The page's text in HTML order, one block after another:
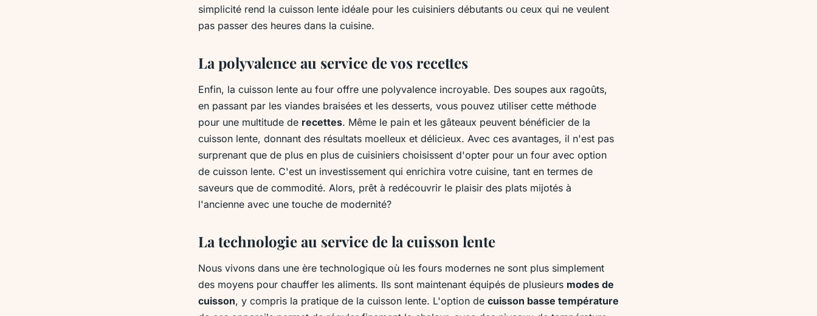
simplicité rend la cuisson lente idéale pour les cuisiniers débutants ou ceux qui ne veulent
pas passer des heures dans la cuisine.
La polyvalence au service de vos recettes
Enfin, la cuisson lente au four offre une polyvalence incroyable. Des soupes aux ragoûts,
en passant par les viandes braisées et les desserts, vous pouvez utiliser cette méthode
pour une multitude de recettes. Même le pain et les gâteaux peuvent bénéficier de la
cuisson lente, donnant des résultats moelleux et délicieux. Avec ces avantages, il n'est pas
surprenant que de plus en plus de cuisiniers choisissent d'opter pour un four avec option
de cuisson lente. C'est un investissement qui enrichira votre cuisine, tant en termes de
saveurs que de commodité. Alors, prêt à redécouvrir le plaisir des plats mijotés à
l'ancienne avec une touche de modernité?
La technologie au service de la cuisson lente
Nous vivons dans une ère technologique où les fours modernes ne sont plus simplement
des moyens pour chauffer les aliments. Ils sont maintenant équipés de plusieurs modes de
cuisson, y compris la pratique de la cuisson lente. L'option de cuisson basse température